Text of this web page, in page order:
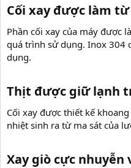
Cối xay được làm
Phần cối xay của máy được
quá trình sử dụng. Inox 304
dụng.
Thịt được giữ lạnh
Cối xay được thiết kế
nhiệt sinh ra từ ma sát của
Xay giò cực nhuyễn